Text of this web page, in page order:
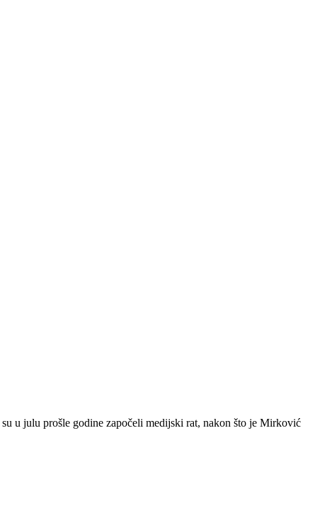
su u julu prošle godine započeli medijski rat, nakon što je Mirković